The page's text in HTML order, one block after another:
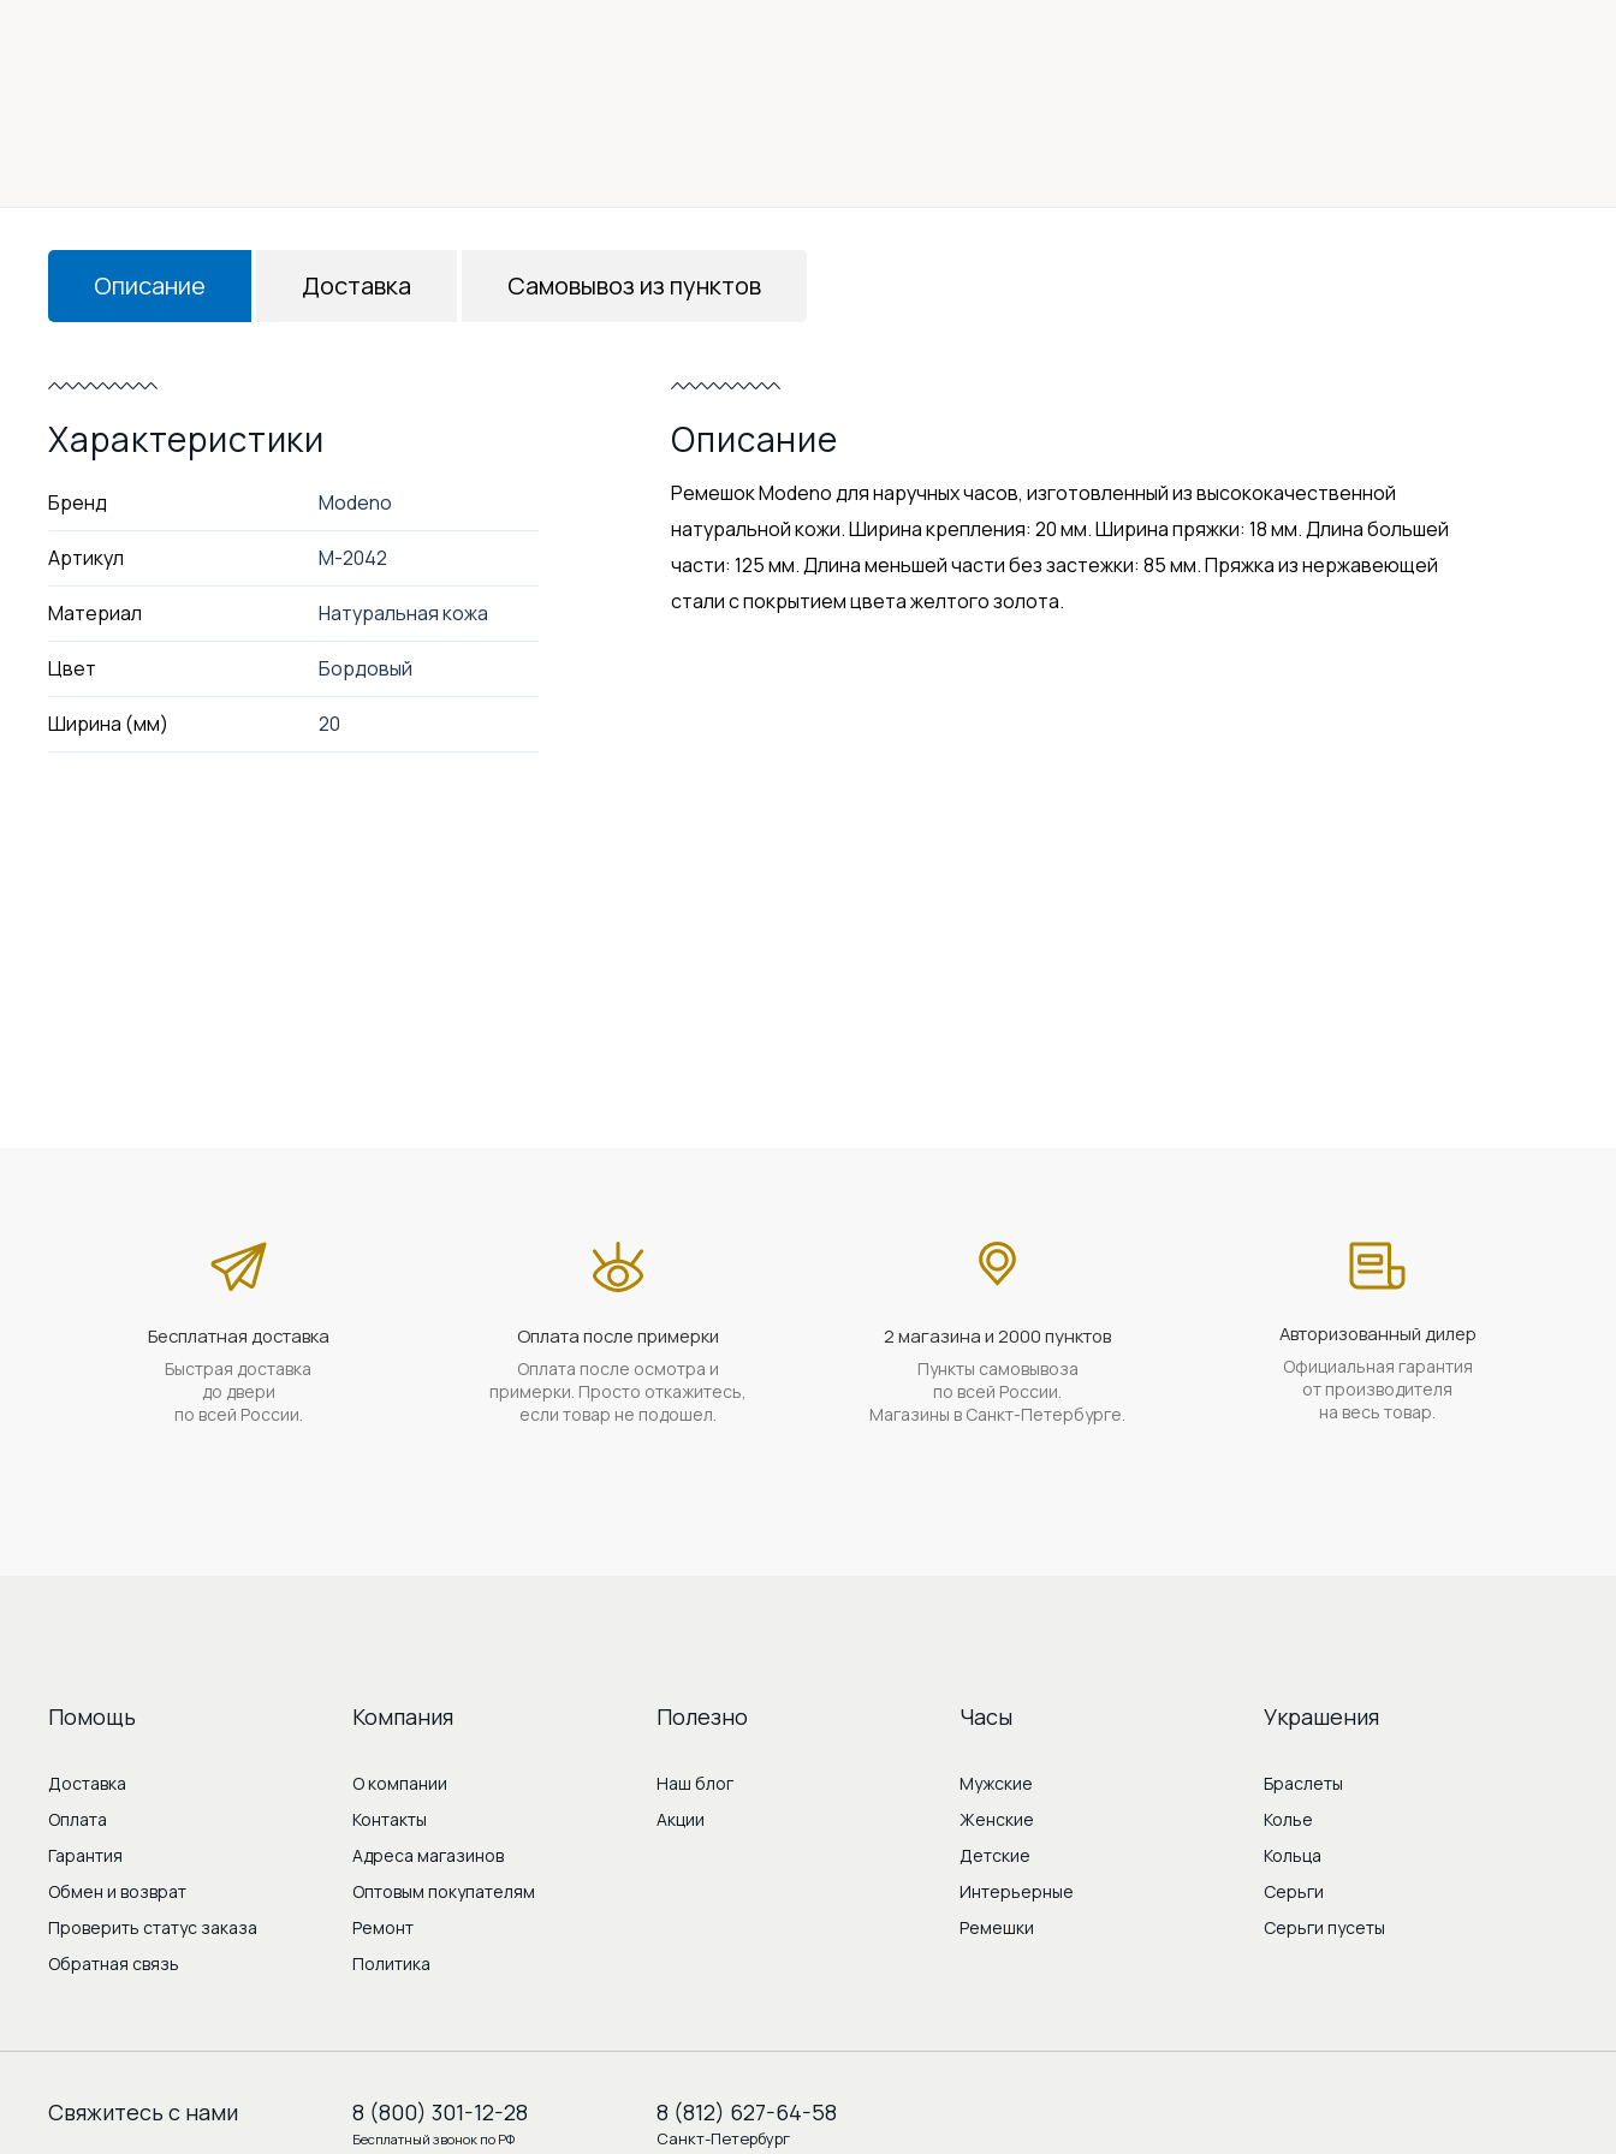
Описание
Характеристики
Бренд Modeno
Артикул M-2042
Материал Натуральная кожа
Цвет Бордовый
Ширина (мм) 20
Описание
Ремешок Modeno для наручных часов, изготовленный из высококачественной
натуральной кожи. Ширина крепления: 20 мм. Ширина пряжки: 18 мм. Длина большей
части: 125 мм. Длина меньшей части без застежки: 85 мм. Пряжка из нержавеющей
стали с покрытием цвета желтого золота.
Доставка Самовывоз из пунктов
Бесплатная доставка
Быстрая доставка
до двери
по всей России.
Оплата после примерки
Оплата после осмотра и
примерки. Просто откажитесь,
если товар не подошел.
2 магазина и 2000 пунктов
Пункты самовывоза
по всей России.
Магазины в Санкт-Петербурге.
Авторизованный дилер
Официальная гарантия
от производителя
на весь товар.
Помощь
Доставка
Оплата
Гарантия
Обмен и возврат
Проверить статус заказа
Обратная связь
Компания
О компании
Контакты
Адреса магазинов
Оптовым покупателям
Ремонт
Политика
Полезно
Наш блог
Акции
Часы
Мужские
Женские
Детские
Интерьерные
Ремешки
Украшения
Браслеты
Колье
Кольца
Серьги
Серьги пусеты
Свяжитесь с нами 8 (800) 301-12-28
Бесплатный звонок по РФ
8 (812) 627-64-58
Санкт-Петербург